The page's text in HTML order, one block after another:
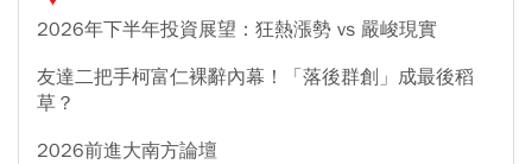
2026年下半年投資展望：狂熱漲勢 vs 嚴峻現實
友達二把手柯富仁裸辭內幕！「落後群創」成最後稻
草？
2026前進大南方論壇